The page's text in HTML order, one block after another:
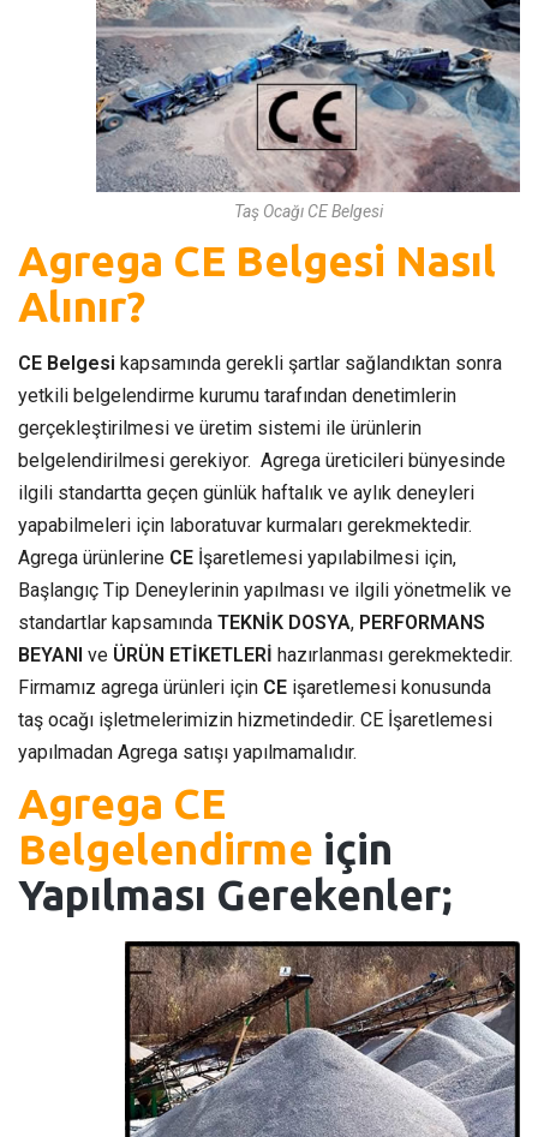
Taş Ocağı CE Belgesi
Agrega CE Belgesi Nasıl
Alınır?
CE Belgesi kapsamında gerekli şartlar sağlandıktan sonra
yetkili belgelendirme kurumu tarafından denetimlerin
gerçekleştirilmesi ve üretim sistemi ile ürünlerin
belgelendirilmesi gerekiyor. Agrega üreticileri bünyesinde
ilgili standartta geçen günlük haftalık ve aylık deneyleri
yapabilmeleri için laboratuvar kurmaları gerekmektedir.
Agrega ürünlerine CE İşaretlemesi yapılabilmesi için,
Başlangıç Tip Deneylerinin yapılması ve ilgili yönetmelik ve
standartlar kapsamında TEKNİK DOSYA, PERFORMANS
BEYANI ve ÜRÜN ETİKETLERİ hazırlanması gerekmektedir.
Firmamız agrega ürünleri için CE işaretlemesi konusunda
taş ocağı işletmelerimizin hizmetindedir. CE İşaretlemesi
yapılmadan Agrega satışı yapılmamalıdır.
Agrega CE
Belgelendirme için
Yapılması Gerekenler;